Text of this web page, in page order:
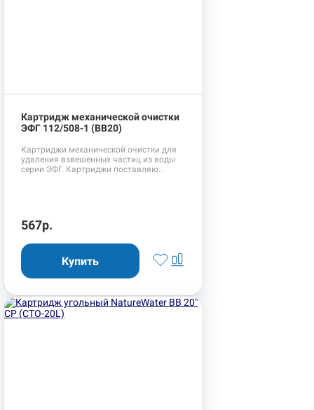
Картридж механической очистки
ЭФГ 112/508-1 (BB20)
Картриджи механической очистки для
удаления взвешенных частиц из воды
серии ЭФГ. Картриджи поставляю..
567р.